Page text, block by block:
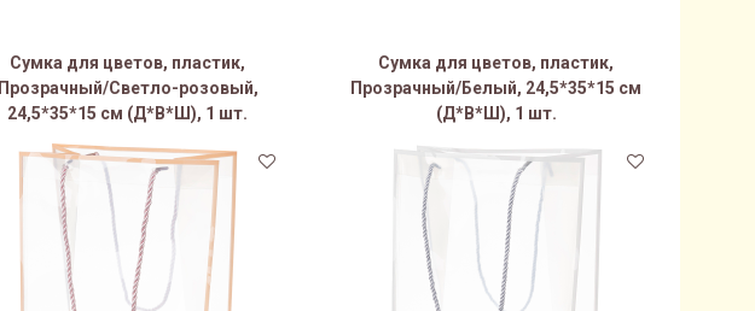
Сумка для цветов, пластик,
Прозрачный/Светло-розовый,
24,5*35*15 см (Д*В*Ш), 1 шт.
Сумка для цветов, пластик,
Прозрачный/Белый, 24,5*35*15 см
(Д*В*Ш), 1 шт.